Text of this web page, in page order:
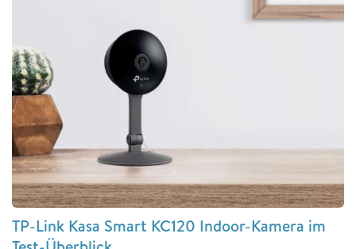
TP-Link Kasa Smart KC120 Indoor-Kamera im